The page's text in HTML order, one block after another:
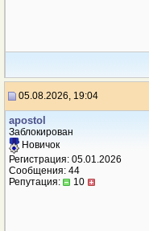
05.08.2026, 19:04
apostol
Заблокирован
Новичок
Регистрация: 05.01.2026
Сообщения: 44
Репутация:
10